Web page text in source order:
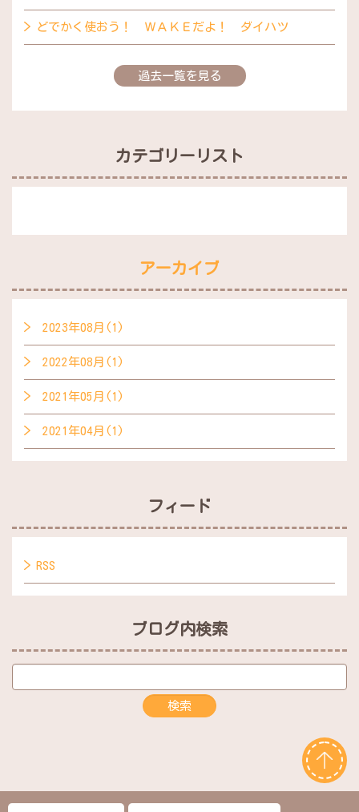
どでかく使おう！ ＷＡＫＥだよ！ ダイハツ
過去一覧を見る
カテゴリーリスト
アーカイブ
2023年08月(1)
2022年08月(1)
2021年05月(1)
2021年04月(1)
フィード
RSS
ブログ内検索